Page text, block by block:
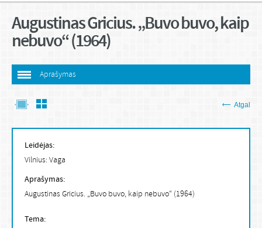
Augustinas Gricius. „Buvo buvo, kaip
nebuvo“ (1964)
Aprašymas
Atgal
Leidėjas:
Vilnius: Vaga
Aprašymas:
Augustinas Gricius. „Buvo buvo, kaip nebuvo“ (1964)
Tema: